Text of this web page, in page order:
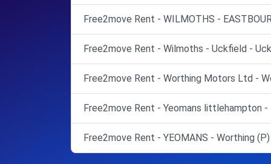
Free2move Rent - WILMOTHS -
Free2move Rent - Wilmoths - Uckfield -
Free2move Rent - Worthing Motors Ltd -
Free2move Rent - Yeomans littlehampton
Free2move Rent - YEOMANS - Worthing (P)